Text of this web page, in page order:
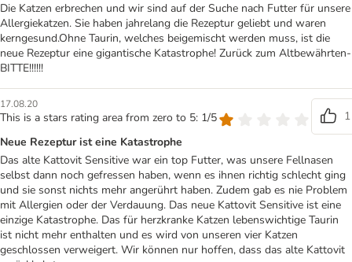
Die Katzen erbrechen und wir sind auf der Suche nach Futter für unsere
Allergiekatzen. Sie haben jahrelang die Rezeptur geliebt und waren
kerngesund.Ohne Taurin, welches beigemischt werden muss, ist die
neue Rezeptur eine gigantische Katastrophe! Zurück zum Altbewährten-
BITTE!!!!!!
17.08.20
This is a stars rating area from zero to 5: 1/5
1
Neue Rezeptur ist eine Katastrophe
Das alte Kattovit Sensitive war ein top Futter, was unsere Fellnasen
selbst dann noch gefressen haben, wenn es ihnen richtig schlecht ging
und sie sonst nichts mehr angerührt haben. Zudem gab es nie Problem
mit Allergien oder der Verdauung. Das neue Kattovit Sensitive ist eine
einzige Katastrophe. Das für herzkranke Katzen lebenswichtige Taurin
ist nicht mehr enthalten und es wird von unseren vier Katzen
geschlossen verweigert. Wir können nur hoffen, dass das alte Kattovit